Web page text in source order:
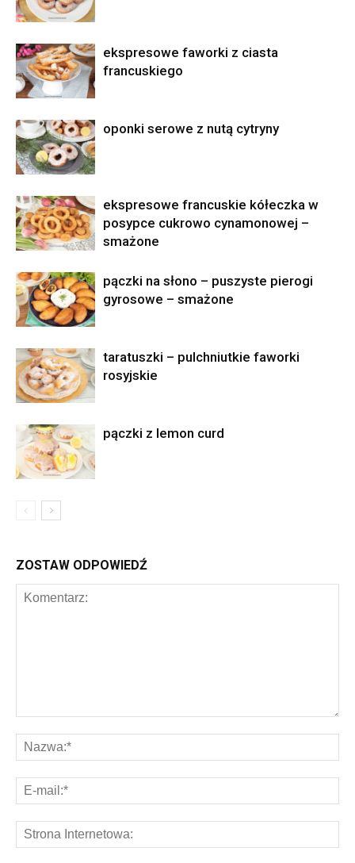
ekspresowe faworki z ciasta
francuskiego
oponki serowe z nutą cytryny
ekspresowe francuskie kółeczka w
posypce cukrowo cynamonowej –
smażone
pączki na słono – puszyste pierogi
gyrosowe – smażone
taratuszki – pulchniutkie faworki
rosyjskie
pączki z lemon curd
ZOSTAW ODPOWIEDŹ